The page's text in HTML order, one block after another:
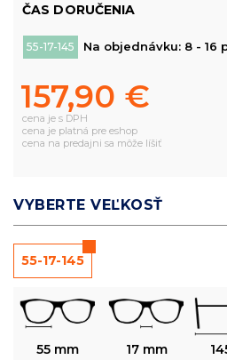
ČAS DORUČENIA
55-17-145 Na objednávku: 8 - 16
157,90 €
cena je s DPH
cena je platná pre eshop
cena na predajni sa môže líšiť
VYBERTE VEĽKOSŤ
55-17-145
55 mm 17 mm